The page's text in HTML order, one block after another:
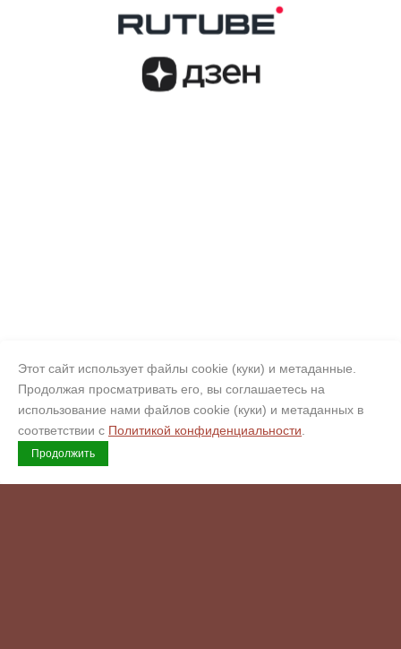
Этот сайт использует файлы cookie (куки) и метаданные.
Продолжая просматривать его, вы соглашаетесь на
использование нами файлов cookie (куки) и метаданных в
соответствии с Политикой конфиденциальности
Продолжить